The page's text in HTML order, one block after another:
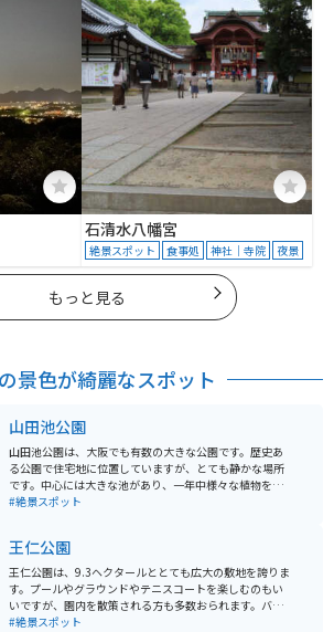
石清水八幡宮
絶景スポット 食事処 神社｜寺院 夜景
もっと見る
景色が綺麗なスポット
山田池公園
山田池公園は、大阪でも有数の大きな公園です。歴史あ
る公園で住宅地に位置していますが、とても静かな場所
です。中心には大きな池があり、一年中様々な植物を楽
しむことができます。アウトドア活動も楽しめるように
#絶景スポット
王仁公園
王仁公園は、9.3ヘクタールととても広大の敷地を誇りま
す。プールやグラウンドやテニスコートを楽しむのもい
いですが、園内を散策される方も多数おられます。バイ
ク置き場は広く屋根があり、雨の時に雨具を乾かすライ
#絶景スポット